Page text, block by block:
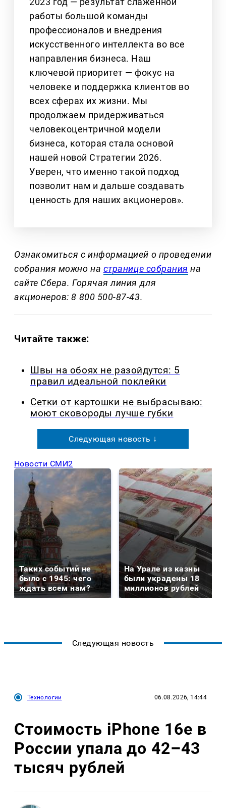
работы большой команды
профессионалов и внедрения
искусственного интеллекта во все
направления бизнеса. Наш
ключевой приоритет — фокус на
человеке и поддержка клиентов во
всех сферах их жизни. Мы
продолжаем придерживаться
человекоцентричной модели
бизнеса, которая стала основой
нашей новой Стратегии 2026.
Уверен, что именно такой подход
позволит нам и дальше создавать
ценность для наших акционеров».
Ознакомиться с информацией о проведении
собрания можно на странице собрания на
сайте Сбера. Горячая линия для
акционеров: 8 800 500-87-43.
Читайте также:
Швы на обоях не разойдутся: 5
правил идеальной поклейки
Сетки от картошки не выбрасываю:
моют сковороды лучше губки
Следующая новость ↓
Новости СМИ2
Таких событий не
было с 1945: чего
ждать всем нам?
На Урале из казны
были украдены 18
миллионов рублей
Следующая новость
Технологии 06.08.2026, 14:44
Стоимость iPhone 16e в
России упала до 42–43
тысяч рублей